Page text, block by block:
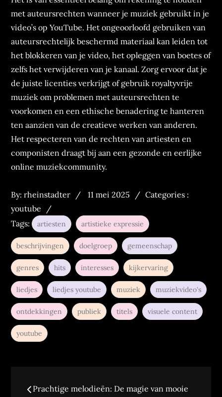
met auteursrechten wanneer je muziek gebruikt in je
video’s op YouTube. Het ongeoorloofd gebruiken van
auteursrechtelijk beschermd materiaal kan leiden tot
het blokkeren van je video, het opleggen van boetes of
zelfs het verwijderen van je kanaal. Zorg ervoor dat je
de juiste licenties verkrijgt of gebruik royaltyvrije
muziek om problemen met auteursrechten te
voorkomen en een ethische benadering te hanteren
ten aanzien van de creatieve werken van anderen.
Het respecteren van de rechten van artiesten en
componisten draagt bij aan een gezonde en eerlijke
online muziekcommunity.
By:rheinstadter
Posted
11 mei 2025
Categories
Categories :
youtube
Tags:
artiesten artistieke expressie
beschrijvingen doelgroep gemeenschap
genres hits interesses kijkervaring
liedjes liedjes youtube muziek muziekvideo's
ontdekkingen publiek titels visuele content
youtube
Berichtnavigatie
Prachtige melodieën: De magie van mooie